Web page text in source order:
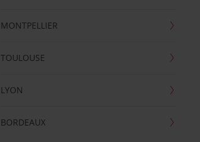
MONTPELLIER
TOULOUSE
LYON
BORDEAUX